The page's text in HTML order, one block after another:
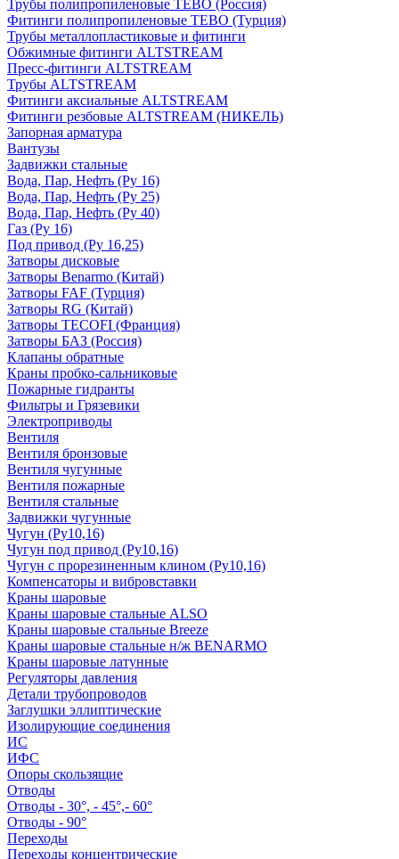
Трубы полипропиленовые TEBO (Россия)
Фитинги полипропиленовые TEBO (Турция)
Трубы металлопластиковые и фитинги
Обжимные фитинги ALTSTREAM
Пресс-фитинги ALTSTREAM
Трубы ALTSTREAM
Фитинги аксиальные ALTSTREAM
Фитинги резбовые ALTSTREAM (НИКЕЛЬ)
Запорная арматура
Вантузы
Задвижки стальные
Вода, Пар, Нефть (Ру 16)
Вода, Пар, Нефть (Ру 25)
Вода, Пар, Нефть (Ру 40)
Газ (Ру 16)
Под привод (Ру 16,25)
Затворы дисковые
Затворы Benarmo (Китай)
Затворы FAF (Турция)
Затворы RG (Китай)
Затворы TECOFI (Франция)
Затворы БАЗ (Россия)
Клапаны обратные
Краны пробко-сальниковые
Пожарные гидранты
Фильтры и Грязевики
Электроприводы
Вентиля
Вентиля бронзовые
Вентиля чугунные
Вентиля пожарные
Вентиля стальные
Задвижки чугунные
Чугун (Ру10,16)
Чугун под привод (Ру10,16)
Чугун с прорезиненным клином (Ру10,16)
Компенсаторы и вибровставки
Краны шаровые
Краны шаровые стальные ALSO
Краны шаровые стальные Breeze
Краны шаровые стальные н/ж BENARMO
Краны шаровые латунные
Регуляторы давления
Детали трубопроводов
Заглушки эллиптические
Изолирующие соединения
ИС
ИФС
Опоры скользящие
Отводы
Отводы - 30°, - 45°,- 60°
Отводы - 90°
Переходы
Переходы концентрические